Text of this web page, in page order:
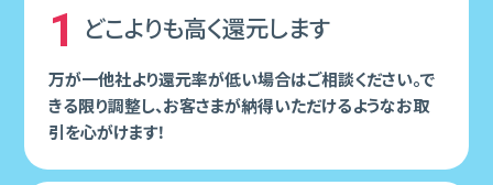
1 どこよりも⾼く還元します
万が⼀他社より還元率が低い場合はご相談ください。で
きる限り調整し、お客さまが納得いただけるようなお取
引を⼼がけます！